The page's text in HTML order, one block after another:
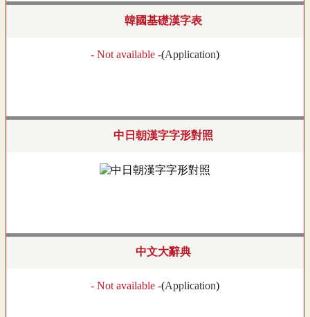
韓國基礎漢字表
- Not available -(Application)
中日朝漢字字形對照
中文大辭典
- Not available -(Application)